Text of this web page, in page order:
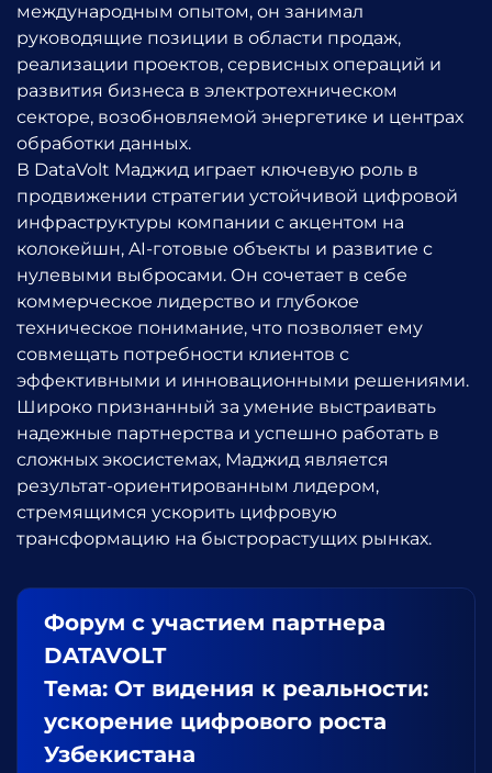
международным опытом, он занимал
руководящие позиции в области продаж,
реализации проектов, сервисных операций и
развития бизнеса в электротехническом
секторе, возобновляемой энергетике и центрах
обработки данных.
В DataVolt Маджид играет ключевую роль в
продвижении стратегии устойчивой цифровой
инфраструктуры компании с акцентом на
колокейшн, AI-готовые объекты и развитие с
нулевыми выбросами. Он сочетает в себе
коммерческое лидерство и глубокое
техническое понимание, что позволяет ему
совмещать потребности клиентов с
эффективными и инновационными решениями.
Широко признанный за умение выстраивать
надежные партнерства и успешно работать в
сложных экосистемах, Маджид является
результат-ориентированным лидером,
стремящимся ускорить цифровую
трансформацию на быстрорастущих рынках.
Форум с участием партнера
DATAVOLT
Тема: От видения к реальности:
ускорение цифрового роста
Узбекистана